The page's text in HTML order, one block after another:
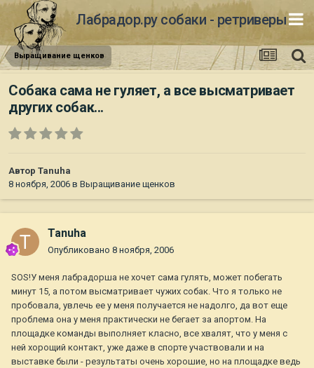
Лабрадор.ру собаки - ретриверы
Выращивание щенков
Собака сама не гуляет, а все высматривает
других собак...
Автор Tanuha
8 ноября, 2006 в Выращивание щенков
Tanuha
Опубликовано 8 ноября, 2006
SOS!У меня лабрадорша не хочет сама гулять, может побегать
минут 15, а потом высматривает чужих собак. Что я только не
пробовала, увлечь ее у меня получается не надолго, да вот еще
проблема она у меня практически не бегает за апортом. На
площадке команды выполняет класно, все хвалят, что у меня с
ней хорощий контакт, уже даже в спорте участвовали и на
выставке были - результаты очень хорошие, но на площадке ведь